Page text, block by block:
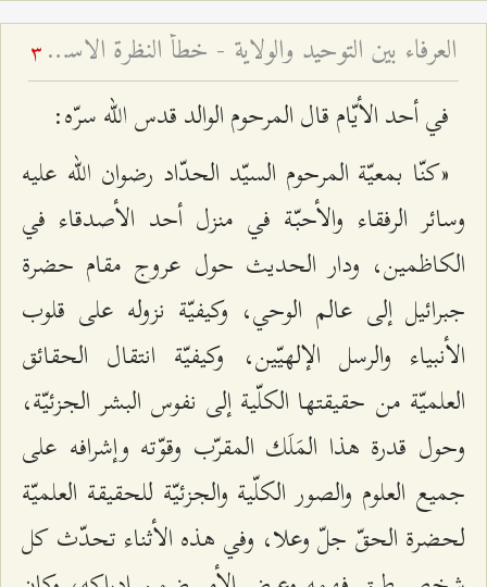
العرفاء بين التوحيد والولاية - خطأ النظرة الاستقلاليّة إلى الإمام ومجالسه 3
في أحد الأيّام قال المرحوم الوالد قدس الله سرّه:
«كنّا بمعيّة المرحوم السيّد الحدّاد رضوان الله عليه
وسائر الرفقاء والأحبّة في منزل أحد الأصدقاء في
الكاظمين، ودار الحديث حول عروج مقام حضرة
جبرائيل إلى عالم الوحي، وكيفيّة نزوله على قلوب
الأنبياء والرسل الإلهيّين، وكيفيّة انتقال الحقائق
العلميّة من حقيقتها الكلّية إلى نفوس البشر الجزئيّة،
وحول قدرة هذا المَلَك المقرّب وقوّته وإشرافه على
جميع العلوم والصور الكلّية والجزئيّة للحقيقة العلميّة
لحضرة الحقّ جلّ وعلا، وفي هذه الأثناء تحدّث كل